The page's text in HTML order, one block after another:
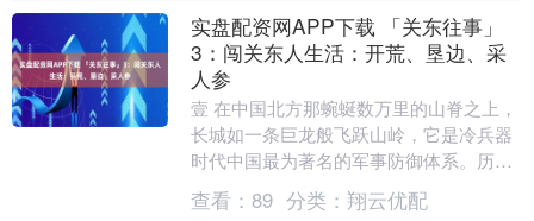
实盘配资网APP下载 「关东往事」
3：闯关东人生活：开荒、垦边、采
人参
壹 在中国北方那蜿蜒数万里的山脊之上，
长城如一条巨龙般飞跃山岭，它是冷兵器
时代中国最为著名的军事防御体系。历代
君主为了国家的安宁，不惜倾注无数人力
财力，将这冰冷....
查看： 89 分类： 翔云优配